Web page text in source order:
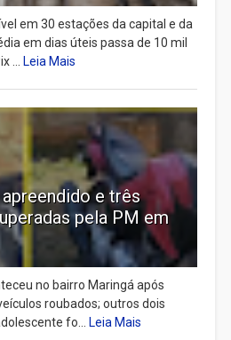
em 30 estações da capital e da
em dias úteis passa de 10 mil
... Leia Mais
e três
pela PM em
no bairro Maringá após
roubados; outros dois
fo... Leia Mais